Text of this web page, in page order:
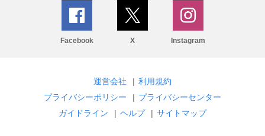
Facebook X Instagram
運営会社 | 利用規約
プライバシーポリシー
| プライバシーセンター
ガイドライン
| ヘルプ | サイトマップ